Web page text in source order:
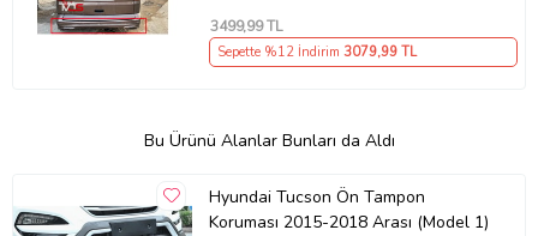
3499,99 TL
Sepette %12 İndirim 3079,99 TL
Bu Ürünü Alanlar Bunları da Aldı
Hyundai Tucson Ön Tampon
Koruması 2015-2018 Arası (Model 1)